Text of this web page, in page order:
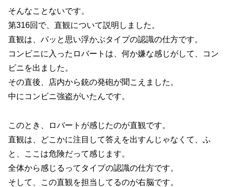
そんなことないです。
第316回で、直観について説明しました。
直観は、パッと思い浮かぶタイプの認識の仕方です。
コンビニに入ったロバートは、何か嫌な感じがして、コン
ビニを出ました。
その直後、店内から銃の発砲が聞こえました。
中にコンビニ強盗がいたんです。
このとき、ロバートが感じたのが直観です。
直観は、どこかに注目して答えを出すんじゃなくて、ふ
と、ここは危険だって感じます。
全体から感じるってタイプの認識の仕方です。
そして、この直観を担当してるのが右脳です。